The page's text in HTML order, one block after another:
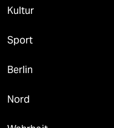
Kultur
Sport
Berlin
Nord